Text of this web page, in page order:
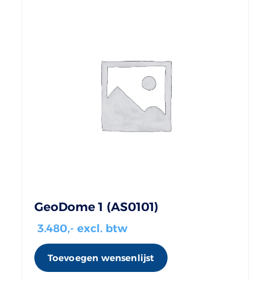
GeoDome 1 (AS0101)
3.480,- excl. btw
Toevoegen wensenlijst